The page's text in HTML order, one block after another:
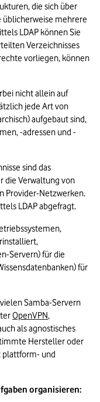
die sich über
mehrere
LDAP können Sie
Verzeichnisses
vorliegen, können
nicht allein auf
jede Art von
aufgebaut sind,
-adressen und -
sind das
die Verwaltung von
Provider-Netzwerken.
LDAP abgefragt.
Servern) für die
für
Samba-Servern
OpenVPN
als agnostisches
Hersteller oder
plattform- und
organisieren: